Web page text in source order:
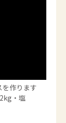
作ります
・塩